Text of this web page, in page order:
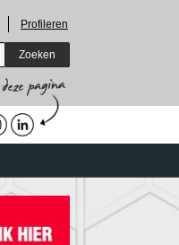
Profileren
Zoeken